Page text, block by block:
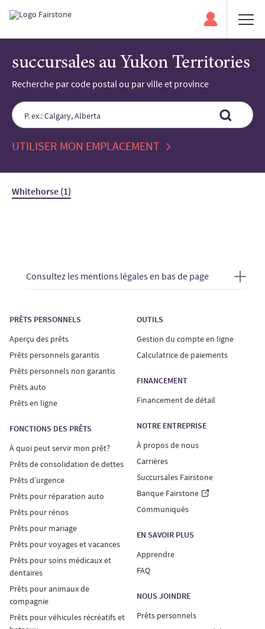
succursales au Yukon Territories
Recherche par code postal ou par ville et province
Please
enter
State,
or
UTILISER MON EMPLACEMENT
Whitehorse (1)
Consultez les mentions légales en bas de page
PRÊTS PERSONNELS
Aperçu des prêts
Prêts personnels garantis
Prêts personnels non garantis
Prêts auto
Prêts en ligne
FONCTIONS DES PRÊTS
À quoi peut servir mon prêt?
Prêts de consolidation de dettes
Prêts d’urgence
Prêts pour réparation auto
Prêts pour rénos
Prêts pour mariage
Prêts pour voyages et vacances
Prêts pour soins médicaux et
dentaires
Prêts pour animaux de
compagnie
Prêts pour véhicules récréatifs et
OUTILS
Gestion du compte en ligne
Calculatrice de paiements
FINANCEMENT
Financement de détail
NOTRE ENTREPRISE
À propos de nous
Carrières
Succursales Fairstone
Banque Fairstone
Communiqués
EN SAVOIR PLUS
Apprendre
FAQ
NOUS JOINDRE
Prêts personnels